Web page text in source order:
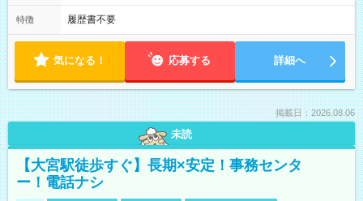
特徴 履歴書不要
気になる！ 応募する 詳細へ
掲載日：2026.08.06
未読
【大宮駅徒歩すぐ】長期×安定！事務センタ
ー！電話ナシ